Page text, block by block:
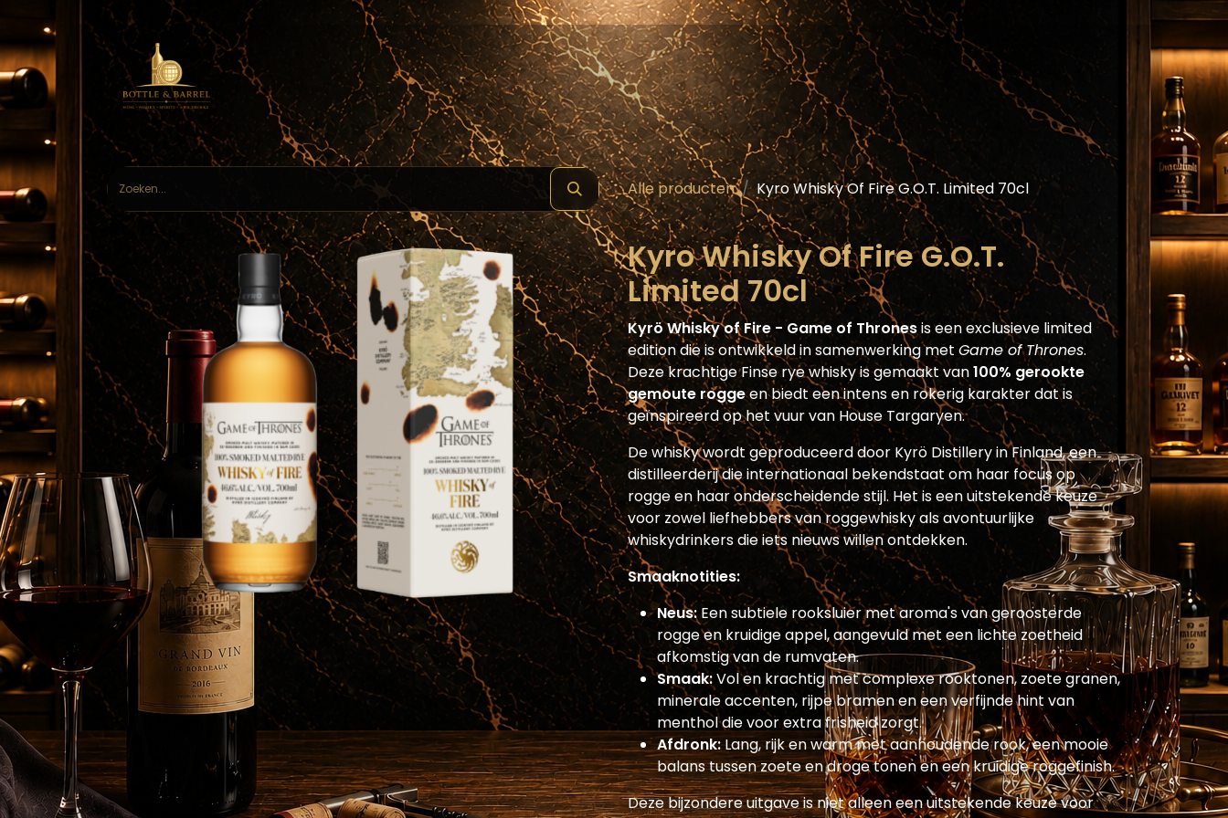
Home Webshop Schilde ( Wines & Spirits ) Masterclass Assortiment Blog Horecaplatform
Alle producten Kyro Whisky Of Fire G.O.T. Limited 70cl
Kyro Whisky Of Fire G.O.T.
Limited 70cl
Kyrö Whisky of Fire - Game of Thronesis een exclusieve limited
edition die is ontwikkeld in samenwerking met Game of Thrones.
Deze krachtige Finse rye whisky is gemaakt van100% gerookte
gemoute roggeen biedt een intens en rokerig karakter dat is
geïnspireerd op het vuur van House Targaryen.
De whisky wordt geproduceerd door Kyrö Distillery in Finland, een
distilleerderij die internationaal bekendstaat om haar focus op
rogge en haar onderscheidende stijl. Het is een uitstekende keuze
voor zowel liefhebbers van roggewhisky als avontuurlijke
whiskydrinkers die iets nieuws willen ontdekken.
Smaaknotities:
Neus: Een subtiele rooksluier met aroma's van geroosterde
rogge en kruidige appel, aangevuld met een lichte zoetheid
afkomstig van de rumvaten.
Smaak:Vol en krachtig met complexe rooktonen, zoete granen,
minerale accenten, rijpe bramen en een verfijnde hint van
menthol die voor extra frisheid zorgt.
Afdronk: Lang, rijk en warm met aanhoudende rook, een mooie
balans tussen zoete en droge tonen en een kruidige roggefinish.
Deze bijzondere uitgave is niet alleen een uitstekende keuze voor